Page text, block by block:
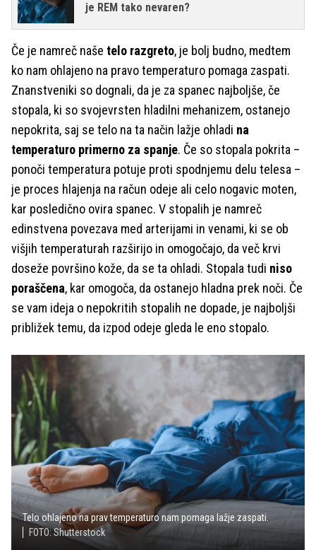
je REM tako nevaren?
Če je namreč naše telo razgreto, je bolj budno, medtem
ko nam ohlajeno na pravo temperaturo pomaga zaspati.
Znanstveniki so dognali, da je za spanec najboljše, če
stopala, ki so svojevrsten hladilni mehanizem, ostanejo
nepokrita, saj se telo na ta način lažje ohladi na
temperaturo primerno za spanje. Če so stopala pokrita –
ponoči temperatura potuje proti spodnjemu delu telesa –
je proces hlajenja na račun odeje ali celo nogavic moten,
kar posledično ovira spanec. V stopalih je namreč
edinstvena povezava med arterijami in venami, ki se ob
višjih temperaturah razširijo in omogočajo, da več krvi
doseže površino kože, da se ta ohladi. Stopala tudi niso
poraščena, kar omogoča, da ostanejo hladna prek noči. Če
se vam ideja o nepokritih stopalih ne dopade, je najboljši
približek temu, da izpod odeje gleda le eno stopalo.
Telo ohlajeno na prav temperaturo nam pomaga lažje zaspati.
FOTO: Shutterstock